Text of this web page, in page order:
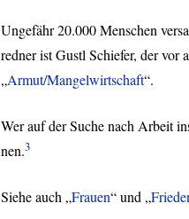
Ungefähr 20.000 Menschen
redner ist Gustl Schiefer, der vor
„Armut/Mangelwirtschaft“.
Wer auf der Suche nach Arbeit
nen.3
Siehe auch „Frauen“ und „